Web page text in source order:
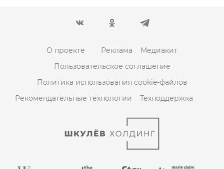
О проекте Реклама
Медиакит
Пользовательское соглашение
Политика использования cookie-файлов
Рекомендательные технологии
Техподдержка